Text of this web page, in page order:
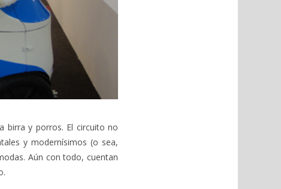
birra y porros. El circuito no
y modernísimos (o sea,
Aún con todo, cuentan